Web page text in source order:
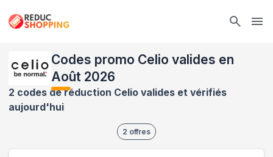
Codes promo Celio valides en
Août 2026
2 codes de réduction Celio valides et vérifiés
aujourd'hui
2 offres